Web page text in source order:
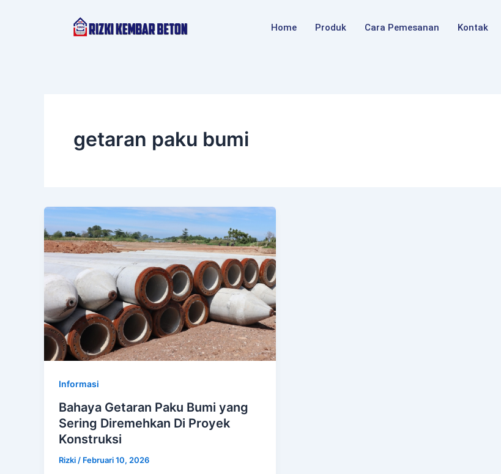
Home Produk Cara Pemesanan Kontak
getaran paku bumi
Informasi
Bahaya Getaran Paku Bumi yang
Sering Diremehkan Di Proyek
Konstruksi
Rizki / Februari 10, 2026